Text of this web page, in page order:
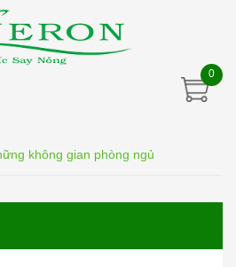
0
không gian phòng ngủ